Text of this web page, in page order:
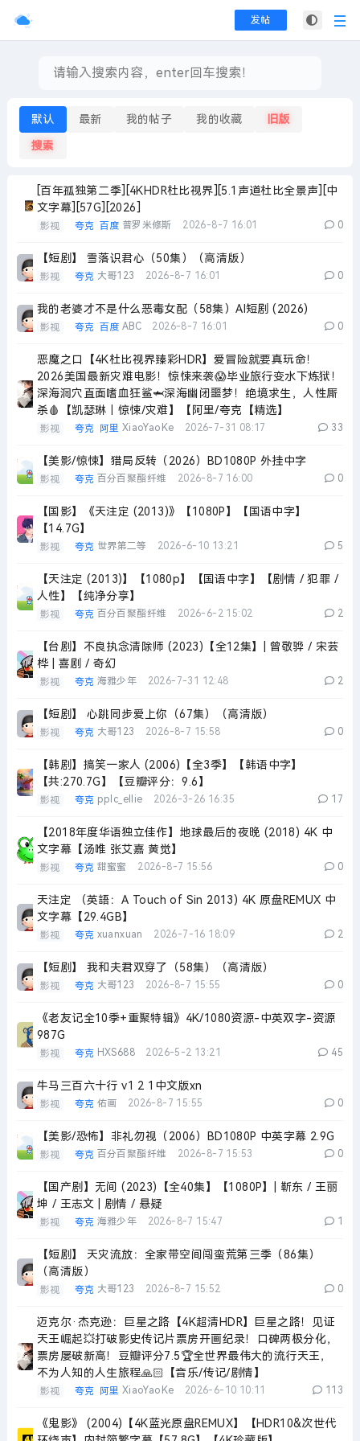
发帖
默认 最新 我的帖子 我的收藏 旧版
搜索
[百年孤独第二季][4KHDR杜比视界][5.1声道杜比全景声][中
文字幕][57G][2026]
影视 夸克 百度 普罗米修斯 2026-8-7 16:01 0
【短剧】 雪落识君心（50集）（高清版）
影视 夸克 大哥123 2026-8-7 16:01 0
我的老婆才不是什么恶毒女配（58集）AI短剧 (2026)
影视 夸克 百度 ABC 2026-8-7 16:01 0
恶魔之口【4K杜比视界臻彩HDR】爱冒险就要真玩命！
2026美国最新灾难电影！惊悚来袭😱毕业旅行变水下炼狱！
深海洞穴直面嗜血狂鲨🦈深海幽闭噩梦！绝境求生，人性厮
杀🩸【凯瑟琳｜惊悚/灾难】【阿里/夸克【精选】
影视 夸克 阿里 XiaoYaoKe 2026-7-31 08:17 33
【美影/惊悚】猎局反转（2026）BD1080P 外挂中字
影视 夸克 百分百聚酯纤维 2026-8-7 16:00 0
【国影】《天注定 (2013)》【1080P】【国语中字】
【14.7G】
影视 夸克 世界第二等 2026-6-10 13:21 5
【天注定 (2013)】【1080p】【国语中字】【剧情 / 犯罪 /
人性】【纯净分享】
影视 夸克 百分百聚酯纤维 2026-6-2 15:02 2
【台剧】不良执念清除师 (2023)【全12集】| 曾敬骅 / 宋芸
桦 | 喜剧 / 奇幻
影视 夸克 海雅少年 2026-7-31 12:48 2
【短剧】 心跳同步爱上你（67集）（高清版）
影视 夸克 大哥123 2026-8-7 15:58 0
【韩剧】搞笑一家人 (2006)【全3季】【韩语中字】
【共:270.7G】【豆瓣评分：9.6】
影视 夸克 pplc_ellie 2026-3-26 16:35 17
【2018年度华语独立佳作】地球最后的夜晚 (2018) 4K 中
文字幕【汤唯 张艾嘉 黄觉】
影视 夸克 甜蜜蜜 2026-8-7 15:56 0
天注定 （英語：A Touch of Sin 2013) 4K 原盘REMUX 中
文字幕【29.4GB】
影视 夸克 xuanxuan 2026-7-16 18:09 2
【短剧】 我和夫君双穿了（58集）（高清版）
影视 夸克 大哥123 2026-8-7 15:55 0
《老友记全10季+重聚特辑》4K/1080资源-中英双字-资源
987G
影视 夸克 HXS688 2026-5-2 13:21 45
牛马三百六十行 v1 2 1中文版xn
影视 夸克 佑画 2026-8-7 15:55 0
【美影/恐怖】非礼勿视（2006）BD1080P 中英字幕 2.9G
影视 夸克 百分百聚酯纤维 2026-8-7 15:53 0
【国产剧】无间 (2023)【全40集】【1080P】| 靳东 / 王丽
坤 / 王志文 | 剧情 / 悬疑
影视 夸克 海雅少年 2026-8-7 15:47 1
【短剧】 天灾流放：全家带空间闯蛮荒第三季（86集）
（高清版）
影视 夸克 大哥123 2026-8-7 15:52 0
迈克尔·杰克逊：巨星之路【4K超清HDR】巨星之路！见证
天王崛起💥打破影史传记片票房开画纪录！口碑两极分化，
票房屡破新高！豆瓣评分7.5🏆全世界最伟大的流行天王，
不为人知的人生旅程🙏🏻【音乐/传记/剧情】
影视 夸克 阿里 XiaoYaoKe 2026-6-10 10:11 113
《鬼影》 (2004)【4K蓝光原盘REMUX】【HDR10&次世代